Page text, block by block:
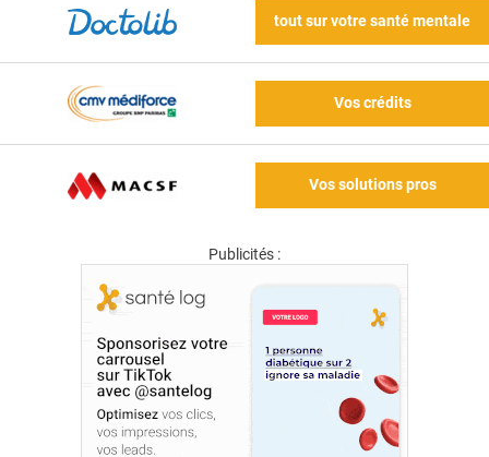
tout sur votre santé mentale
Vos crédits
Vos solutions pros
Publicités :